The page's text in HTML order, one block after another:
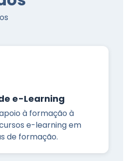
e-Learning
à formação à
e-learning em
de formação.